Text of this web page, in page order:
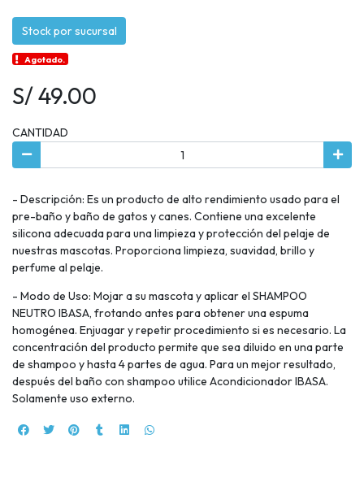
Stock por sucursal
Agotado.
S/ 49.00
CANTIDAD
- Descripción: Es un producto de alto rendimiento usado para el
pre-baño y baño de gatos y canes. Contiene una excelente
silicona adecuada para una limpieza y protección del pelaje de
nuestras mascotas. Proporciona limpieza, suavidad, brillo y
perfume al pelaje.
- Modo de Uso: Mojar a su mascota y aplicar el SHAMPOO
NEUTRO IBASA, frotando antes para obtener una espuma
homogénea. Enjuagar y repetir procedimiento si es necesario. La
concentración del producto permite que sea diluido en una parte
de shampoo y hasta 4 partes de agua. Para un mejor resultado,
después del baño con shampoo utilice Acondicionador IBASA.
Solamente uso externo.